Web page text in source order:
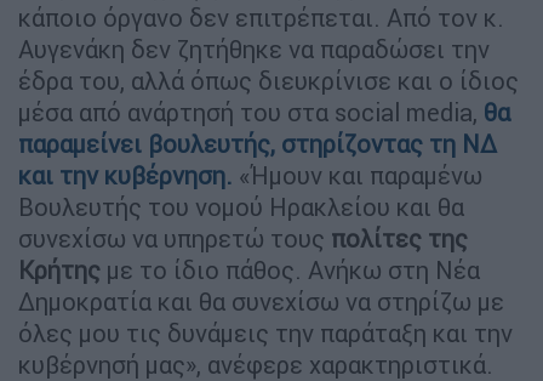
κάποιο όργανο δεν επιτρέπεται. Από τον κ.
Αυγενάκη δεν ζητήθηκε να παραδώσει την
έδρα του, αλλά όπως διευκρίνισε και ο ίδιος
μέσα από ανάρτησή του στα social media, θα
παραμείνει βουλευτής, στηρίζοντας τη ΝΔ
και την κυβέρνηση. «Ήμουν και παραμένω
Βουλευτής του νομού Ηρακλείου και θα
συνεχίσω να υπηρετώ τους πολίτες της
Κρήτης με το ίδιο πάθος. Ανήκω στη Νέα
Δημοκρατία και θα συνεχίσω να στηρίζω με
όλες μου τις δυνάμεις την παράταξη και την
κυβέρνησή μας», ανέφερε χαρακτηριστικά.